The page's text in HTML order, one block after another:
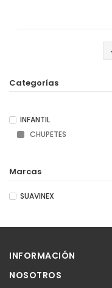
Categorías
INFANTIL
CHUPETES
Marcas
SUAVINEX
INFORMACIÓN
NOSOTROS